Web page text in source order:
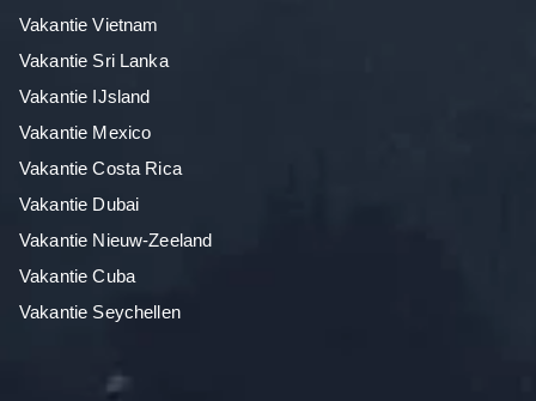
Vakantie Vietnam
Vakantie Sri Lanka
Vakantie IJsland
Vakantie Mexico
Vakantie Costa Rica
Vakantie Dubai
Vakantie Nieuw-Zeeland
Vakantie Cuba
Vakantie Seychellen